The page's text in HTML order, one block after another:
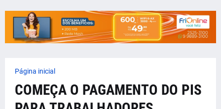
Página inicial
COMEÇA O PAGAMENTO DO PIS